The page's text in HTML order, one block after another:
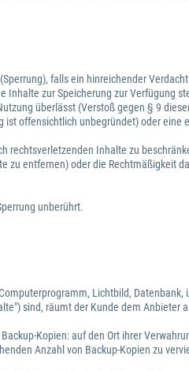
falls ein hinreichender
zur Speicherung zur Verfügung
überlässt (Verstoß gegen § 9
offensichtlich unbegründet) oder eine
rechtsverletzenden Inhalte zu
zu entfernen) oder die Rechtmäßigkeit
unberührt.
Lichtbild,
sind, räumt der Kunde dem Anbieter
Kopien: auf den Ort ihrer
Anzahl von Backup-Kopien zu